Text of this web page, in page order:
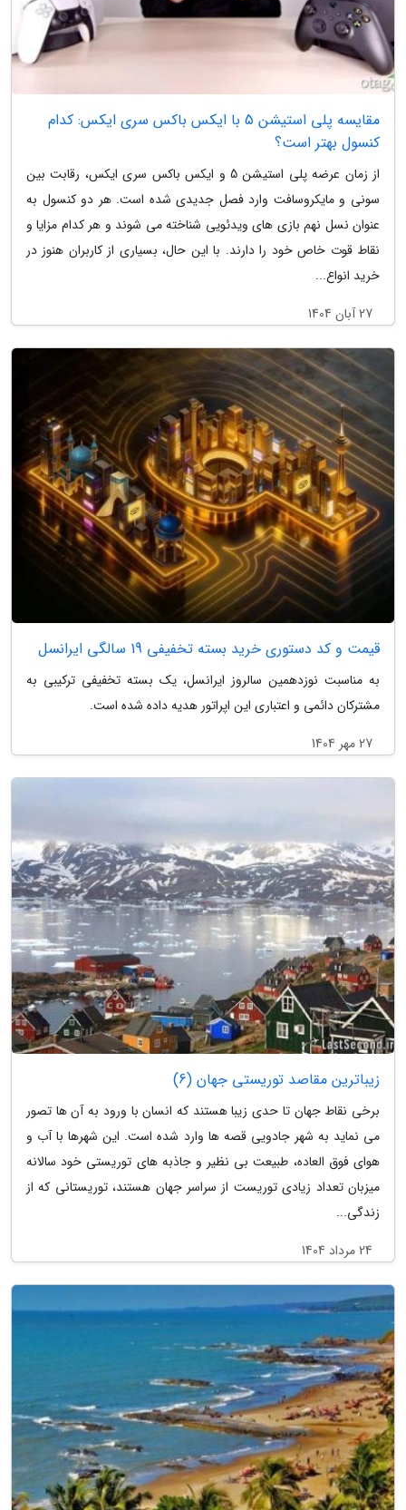
مقایسه پلی استیشن 5 با ایکس باکس سری ایکس: کدام
کنسول بهتر است؟
از زمان عرضه پلی استیشن 5 و ایکس باکس سری ایکس، رقابت بین
سونی و مایکروسافت وارد فصل جدیدی شده است. هر دو کنسول به
عنوان نسل نهم بازی های ویدئویی شناخته می شوند و هر کدام مزایا و
نقاط قوت خاص خود را دارند. با این حال، بسیاری از کاربران هنوز در
خرید انواع...
27 آبان 1404
قیمت و کد دستوری خرید بسته تخفیفی 19 سالگی ایرانسل
به مناسبت نوزدهمین سالروز ایرانسل، یک بسته تخفیفی ترکیبی به
مشترکان دائمی و اعتباری این اپراتور هدیه داده شده است.
27 مهر 1404
زیباترین مقاصد توریستی جهان (6)
برخی نقاط جهان تا حدی زیبا هستند که انسان با ورود به آن ها تصور
می نماید به شهر جادویی قصه ها وارد شده است. این شهرها با آب و
هوای فوق العاده، طبیعت بی نظیر و جاذبه های توریستی خود سالانه
میزبان تعداد زیادی توریست از سراسر جهان هستند، توریستانی که از
زندگی...
24 مرداد 1404